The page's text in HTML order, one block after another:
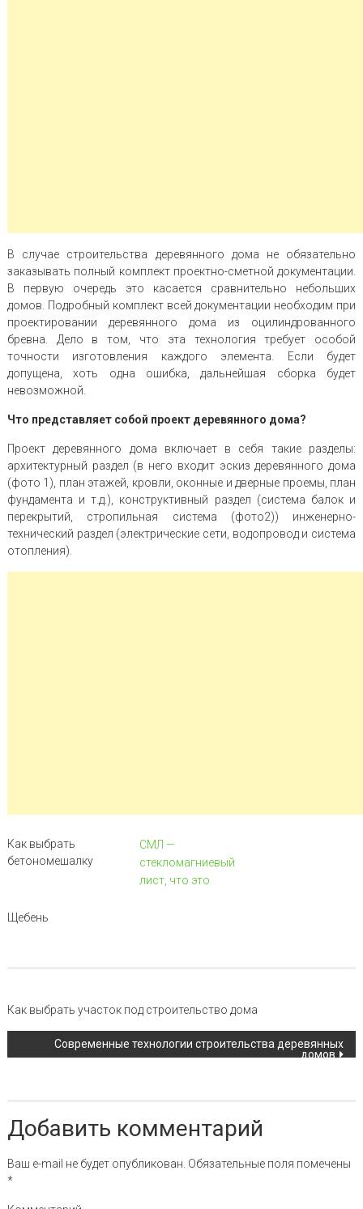
В случае строительства деревянного дома не обязательно
заказывать полный комплект проектно-сметной документации.
В первую очередь это касается сравнительно небольших
домов. Подробный комплект всей документации необходим при
проектировании деревянного дома из оцилиндрованного
бревна. Дело в том, что эта технология требует особой
точности изготовления каждого элемента. Если будет
допущена, хоть одна ошибка, дальнейшая сборка будет
невозможной.
Что представляет собой проект деревянного дома?
Проект деревянного дома включает в себя такие разделы:
архитектурный раздел (в него входит эскиз деревянного дома
(фото 1), план этажей, кровли, оконные и дверные проемы, план
фундамента и т.д.), конструктивный раздел (система балок и
перекрытий, стропильная система (фото2)) инженерно-
технический раздел (электрические сети, водопровод и система
отопления).
Как выбрать
бетономешалку
СМЛ —
стекломагниевый
лист, что это
Щебень
Навигация по записи
Как выбрать участок под строительство дома
Современные технологии строительства деревянных
домов
Добавить комментарий
Ваш e-mail не будет опубликован. Обязательные поля помечены
*